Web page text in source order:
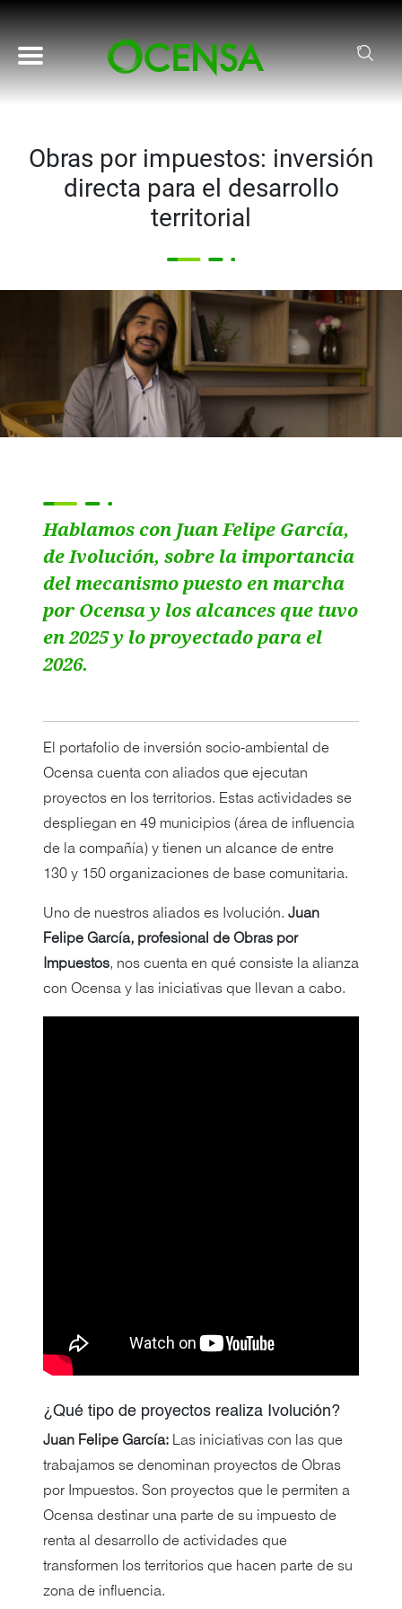
Pasar al contenido principal
Obras por impuestos: inversión
directa para el desarrollo
territorial
Hablamos con Juan Felipe García,
de Ivolución, sobre la importancia
del mecanismo puesto en marcha
por Ocensa y los alcances que tuvo
en 2025 y lo proyectado para el
2026.
El portafolio de inversión socio-ambiental de
Ocensa cuenta con aliados que ejecutan
proyectos en los territorios. Estas actividades se
despliegan en 49 municipios (área de influencia
de la compañía) y tienen un alcance de entre
130 y 150 organizaciones de base comunitaria.
Uno de nuestros aliados es Ivolución. Juan
Felipe García, profesional de Obras por
Impuestos, nos cuenta en qué consiste la alianza
con Ocensa y las iniciativas que llevan a cabo.
¿Qué tipo de proyectos realiza Ivolución?
Juan Felipe García: Las iniciativas con las que
trabajamos se denominan proyectos de Obras
por Impuestos. Son proyectos que le permiten a
Ocensa destinar una parte de su impuesto de
renta al desarrollo de actividades que
transformen los territorios que hacen parte de su
zona de influencia.